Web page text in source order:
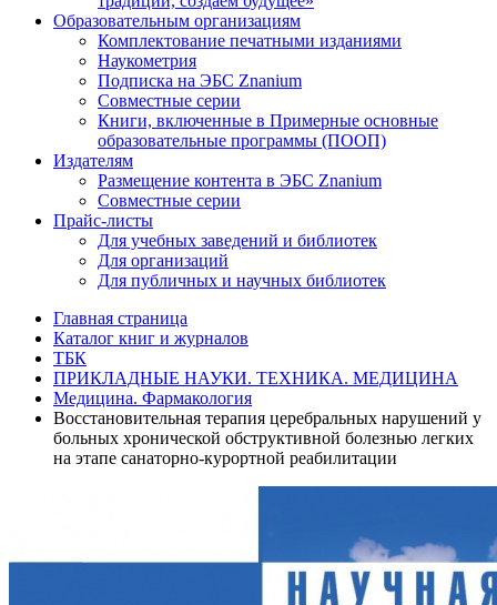
Образовательным организациям
Комплектование печатными изданиями
Наукометрия
Подписка на ЭБС Znanium
Совместные серии
Книги, включенные в Примерные основные
образовательные программы (ПООП)
Издателям
Размещение контента в ЭБС Znanium
Совместные серии
Прайс-листы
Для учебных заведений и библиотек
Для организаций
Для публичных и научных библиотек
Главная страница
Каталог книг и журналов
ТБК
ПРИКЛАДНЫЕ НАУКИ. ТЕХНИКА. МЕДИЦИНА
Медицина. Фармакология
Восстановительная терапия церебральных нарушений у
больных хронической обструктивной болезнью легких
на этапе санаторно-курортной реабилитации